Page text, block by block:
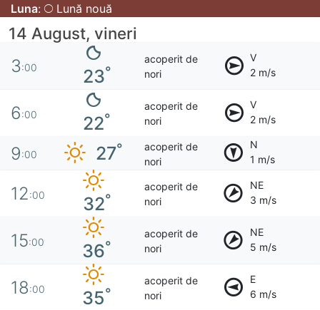
Luna: Lună nouă
14 August, vineri
3:00 23°
acoperit de
nori
V
2 m/s
6:00 22°
acoperit de
nori
V
2 m/s
9:00 27°
acoperit de
nori
N
1 m/s
12:00 32°
acoperit de
nori
NE
3 m/s
15:00 36°
acoperit de
nori
NE
5 m/s
18:00 35°
acoperit de
nori
E
6 m/s